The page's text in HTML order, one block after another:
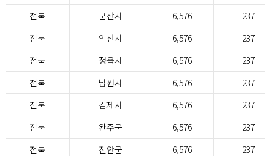
전북
군산시 6,576
237
전북
익산시 6,576
237
전북
정읍시 6,576
237
전북
남원시 6,576
237
전북
김제시 6,576
237
전북
완주군 6,576
237
전북
진안군 6,576
237